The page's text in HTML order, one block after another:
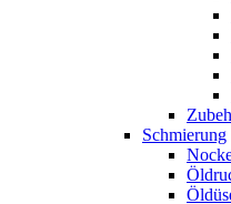
Schmierung